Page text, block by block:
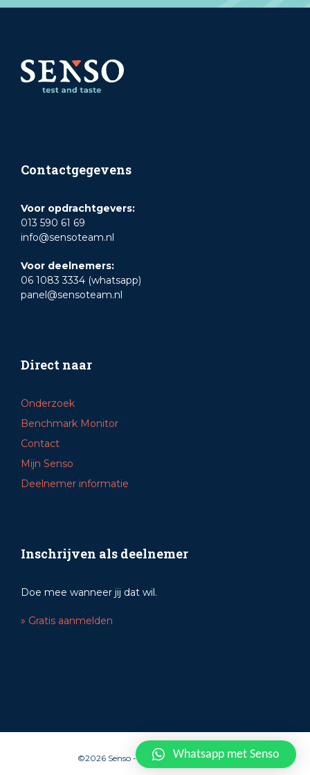
Contactgegevens
Voor opdrachtgevers:
013 590 61 69
info@sensoteam.nl
Voor deelnemers:
06 1083 3334 (whatsapp)
panel@sensoteam.nl
Direct naar
Onderzoek
Benchmark Monitor
Contact
Mijn Senso
Deelnemer informatie
Inschrijven als deelnemer
Doe mee wanneer jij dat wil.
» Gratis aanmelden
©2026 Senso - algemene voorwaarden
Whatsapp met Senso